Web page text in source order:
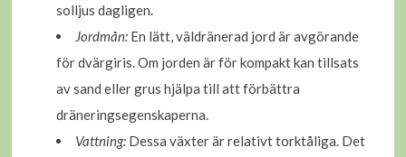
solljus dagligen.
Jordmån: En lätt, väldränerad jord är avgörande
för dvärgiris. Om jorden är för kompakt kan tillsats
av sand eller grus hjälpa till att förbättra
dräneringsegenskaperna.
Vattning: Dessa växter är relativt torktåliga. Det